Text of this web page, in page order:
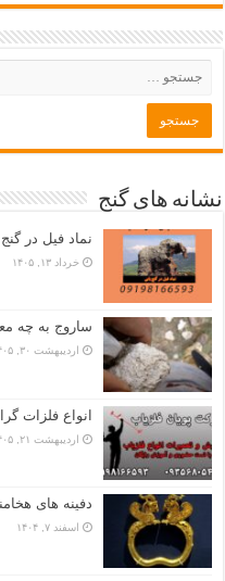
نشانه های گنج
نماد فیل در
خرداد ۱۳, ۱۴۰۵
ساروج به چه
اردیبهشت ۳۰, ۱۴۰۵
انواع فلزات
اردیبهشت ۲۱, ۱۴۰۵
دفینه های
اسفند ۷, ۱۴۰۴